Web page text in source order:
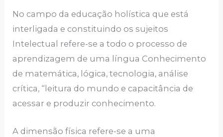
No campo da educação holística que está
interligada e constituindo os sujeitos
Intelectual refere-se a todo o processo de
aprendizagem de uma língua Conhecimento
de matemática, lógica, tecnologia, análise
crítica, “leitura do mundo e capacitância de
acessar e produzir conhecimento.
A dimensão física refere-se a uma